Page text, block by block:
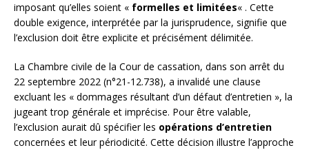
imposant qu’elles soient « formelles et limitées« . Cette
double exigence, interprétée par la jurisprudence, signifie que
l’exclusion doit être explicite et précisément délimitée.
La Chambre civile de la Cour de cassation, dans son arrêt du
22 septembre 2022 (n°21-12.738), a invalidé une clause
excluant les « dommages résultant d’un défaut d’entretien », la
jugeant trop générale et imprécise. Pour être valable,
l’exclusion aurait dû spécifier les opérations d’entretien
concernées et leur périodicité. Cette décision illustre l’approche